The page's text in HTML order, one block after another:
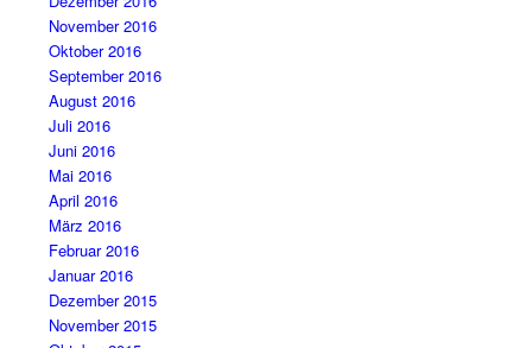
November 2016
Oktober 2016
September 2016
August 2016
Juli 2016
Juni 2016
Mai 2016
April 2016
März 2016
Februar 2016
Januar 2016
Dezember 2015
November 2015